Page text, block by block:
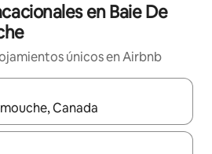
en Baie De
únicos en Airbnb
estén disponibles, navegá con las